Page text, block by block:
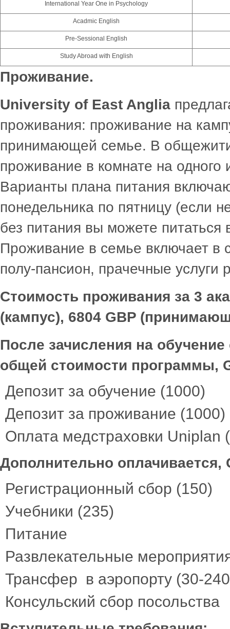
International Year One in Psychology
Acadmic English
Pre-Sessional English
Study Abroad with English
Проживание.
University of East Anglia
проживания: проживание на
принимающей семье. В
проживание в комнате на
Варианты плана питания
понедельника по пятницу (если
без питания вы можете питаться
Проживание в семье включает в
полу-пансион, прачечные услуги
Стоимость проживания за 3
(кампус), 6804 GBP
После зачисления на
общей стоимости программы,
Депозит за обучение (1000)
Депозит за проживание (1000)
Оплата медстраховки Uniplan
Дополнительно оплачивается,
Регистрационный сбор (150)
Учебники (235)
Питание
Развлекательные
Трансфер в аэропорту (30-
Консульский сбор посольства